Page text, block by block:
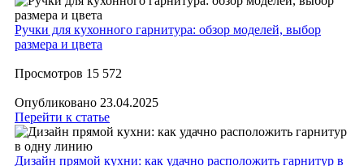
Ручки для кухонного гарнитура: обзор моделей, выбор
размера и цвета
Просмотров 15 572
Опубликовано 23.04.2025
Перейти к статье
​Дизайн прямой кухни: как удачно расположить гарнитур в